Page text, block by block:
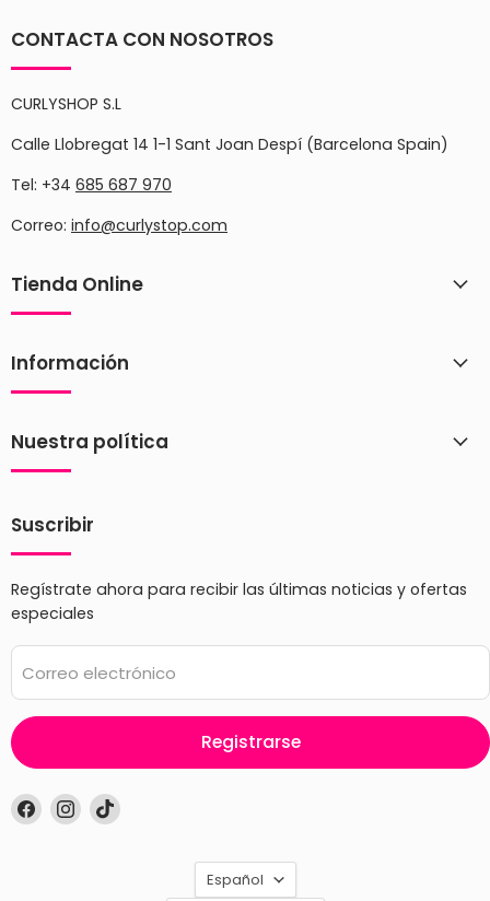
CONTACTA CON NOSOTROS
CURLYSHOP S.L
Calle Llobregat 14 1-1 Sant Joan Despí (Barcelona Spain)
Tel: +34 685 687 970
Correo: info@curlystop.com
Tienda Online
Información
Nuestra política
Suscribir
Regístrate ahora para recibir las últimas noticias y ofertas
especiales
Correo electrónico
Registrarse
Encuéntrenos
en
Encuéntrenos
en
Encuéntrenos
Idioma
Español